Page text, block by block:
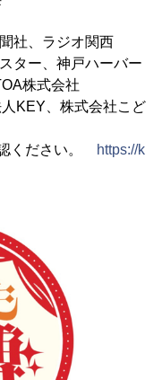
社、ラジオ関西
ター、神戸ハーバー
株式会社
KEY、株式会社こど
ください。
https://k